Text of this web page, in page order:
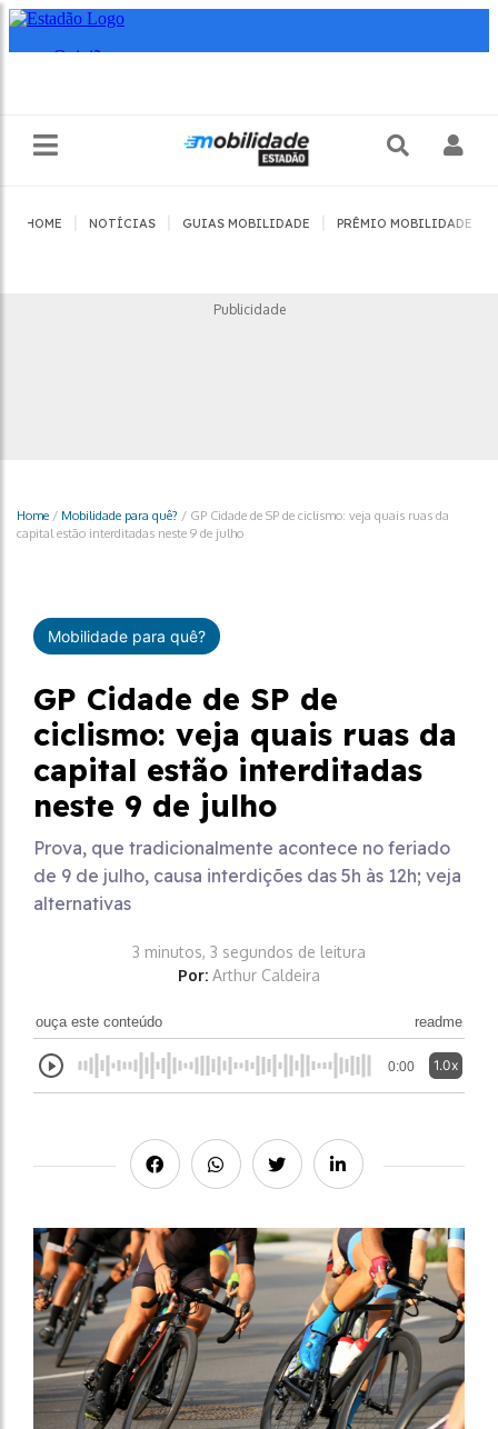
HOME NOTÍCIAS GUIAS MOBILIDADE PRÊMIO MOBILIDADE
Publicidade
Home / Mobilidade para quê? / GP Cidade de SP de ciclismo: veja quais ruas da
capital estão interditadas neste 9 de julho
Mobilidade para quê?
GP Cidade de SP de
ciclismo: veja quais ruas da
capital estão interditadas
neste 9 de julho
Prova, que tradicionalmente acontece no feriado
de 9 de julho, causa interdições das 5h às 12h; veja
alternativas
3 minutos, 3 segundos de leitura
Por: Arthur Caldeira
ouça este conteúdo readme
0:00 1.0x